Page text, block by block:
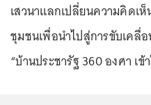
เสวนาแลกเปลี่ยนความคิดเ
ชุมชนเพื่อนำไปสู่การขับเคลื่
“บ้านประชารัฐ 360 องศา เข้